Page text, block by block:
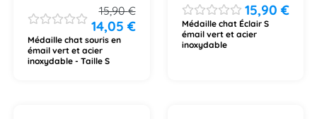
15,90€
14,05 €
Médaille chat souris en
émail vert et acier
inoxydable - Taille S
15,90€
Médaille chat Éclair S
émail vert et acier
inoxydable